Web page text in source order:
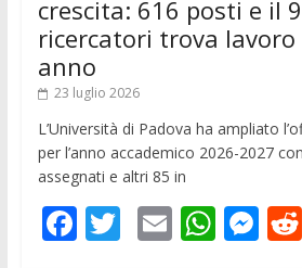
crescita: 616 posti e il
ricercatori trova
anno
23 luglio 2026
L’Università di Padova ha ampliato
per l’anno accademico 2026-2027
assegnati e altri 85 in
F T E W M